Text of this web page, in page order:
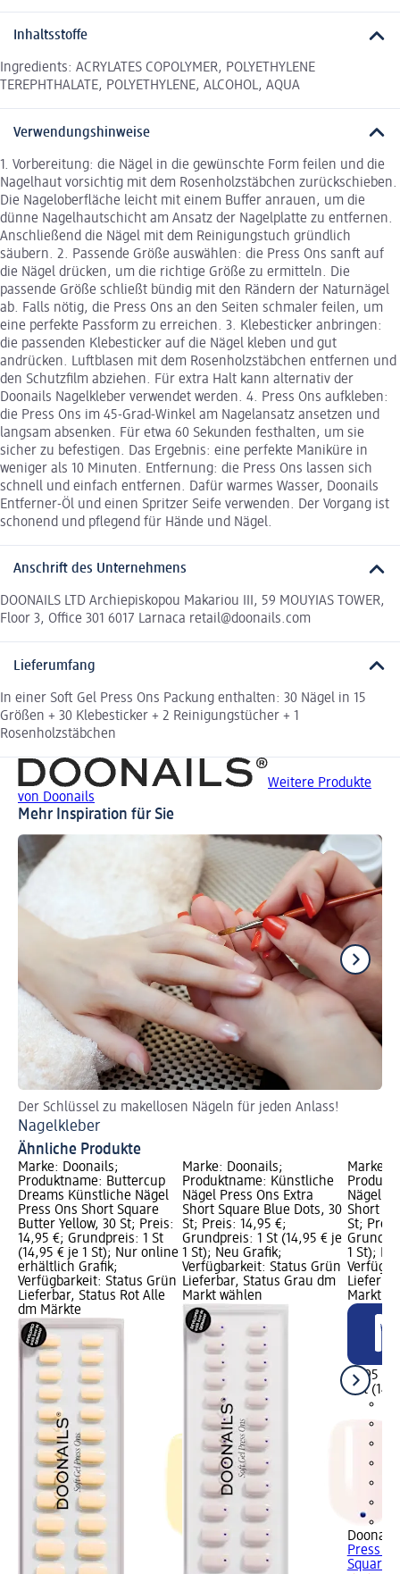
Inhaltsstoffe
Ingredients: ACRYLATES COPOLYMER, POLYETHYLENE
TEREPHTHALATE, POLYETHYLENE, ALCOHOL, AQUA
Verwendungshinweise
1. Vorbereitung: die Nägel in die gewünschte Form feilen und die
Nagelhaut vorsichtig mit dem Rosenholzstäbchen zurückschieben.
Die Nageloberfläche leicht mit einem Buffer anrauen, um die
dünne Nagelhautschicht am Ansatz der Nagelplatte zu entfernen.
Anschließend die Nägel mit dem Reinigungstuch gründlich
säubern. 2. Passende Größe auswählen: die Press Ons sanft auf
die Nägel drücken, um die richtige Größe zu ermitteln. Die
passende Größe schließt bündig mit den Rändern der Naturnägel
ab. Falls nötig, die Press Ons an den Seiten schmaler feilen, um
eine perfekte Passform zu erreichen. 3. Klebesticker anbringen:
die passenden Klebesticker auf die Nägel kleben und gut
andrücken. Luftblasen mit dem Rosenholzstäbchen entfernen und
den Schutzfilm abziehen. Für extra Halt kann alternativ der
Doonails Nagelkleber verwendet werden. 4. Press Ons aufkleben:
die Press Ons im 45-Grad-Winkel am Nagelansatz ansetzen und
langsam absenken. Für etwa 60 Sekunden festhalten, um sie
sicher zu befestigen. Das Ergebnis: eine perfekte Maniküre in
weniger als 10 Minuten. Entfernung: die Press Ons lassen sich
schnell und einfach entfernen. Dafür warmes Wasser, Doonails
Entferner-Öl und einen Spritzer Seife verwenden. Der Vorgang ist
schonend und pflegend für Hände und Nägel.
Anschrift des Unternehmens
DOONAILS LTD Archiepiskopou Makariou III, 59 MOUYIAS TOWER,
Floor 3, Office 301 6017 Larnaca retail@doonails.com
Lieferumfang
In einer Soft Gel Press Ons Packung enthalten: 30 Nägel in 15
Größen + 30 Klebesticker + 2 Reinigungstücher + 1
Rosenholzstäbchen
Weitere Produkte
von Doonails
Mehr Inspiration für Sie
Der Schlüssel zu makellosen Nägeln für jeden Anlass!
Nagelkleber
Ähnliche Produkte
Marke: Doonails;
Produktname: Buttercup
Dreams Künstliche Nägel
Press Ons Short Square
Butter Yellow, 30 St; Preis:
14,95 €; Grundpreis: 1 St
(14,95 € je 1 St); Nur online
erhältlich Grafik;
Verfügbarkeit: Status Grün
Lieferbar, Status Rot Alle
dm Märkte
Marke: Doonails;
Produktname: Künstliche
Nägel Press Ons Extra
Short Square Blue Dots, 30
St; Preis: 14,95 €;
Grundpreis: 1 St (14,95 € je
1 St); Neu Grafik;
Verfügbarkeit: Status Grün
Lieferbar, Status Grau dm
Markt wählen
Marke:
Nägel
Short
St;
1 St);
Markt
14,95 €
1 St
Doonails
Press